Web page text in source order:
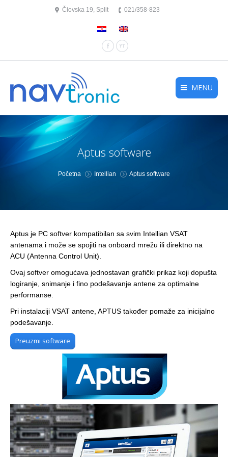
Čiovska 19, Split 021/358-823
FacebookYouTube
MENU
Aptus software
You are here:
Početna Intellian Aptus software
Aptus je PC softver kompatibilan sa svim Intellian VSAT
antenama i može se spojiti na onboard mrežu ili direktno na
ACU (Antenna Control Unit).
Ovaj softver omogućava jednostavan grafički prikaz koji dopušta
logiranje, snimanje i fino podešavanje antene za optimalne
performanse.
Pri instalaciji VSAT antene, APTUS također pomaže za inicijalno
podešavanje.
Preuzmi software